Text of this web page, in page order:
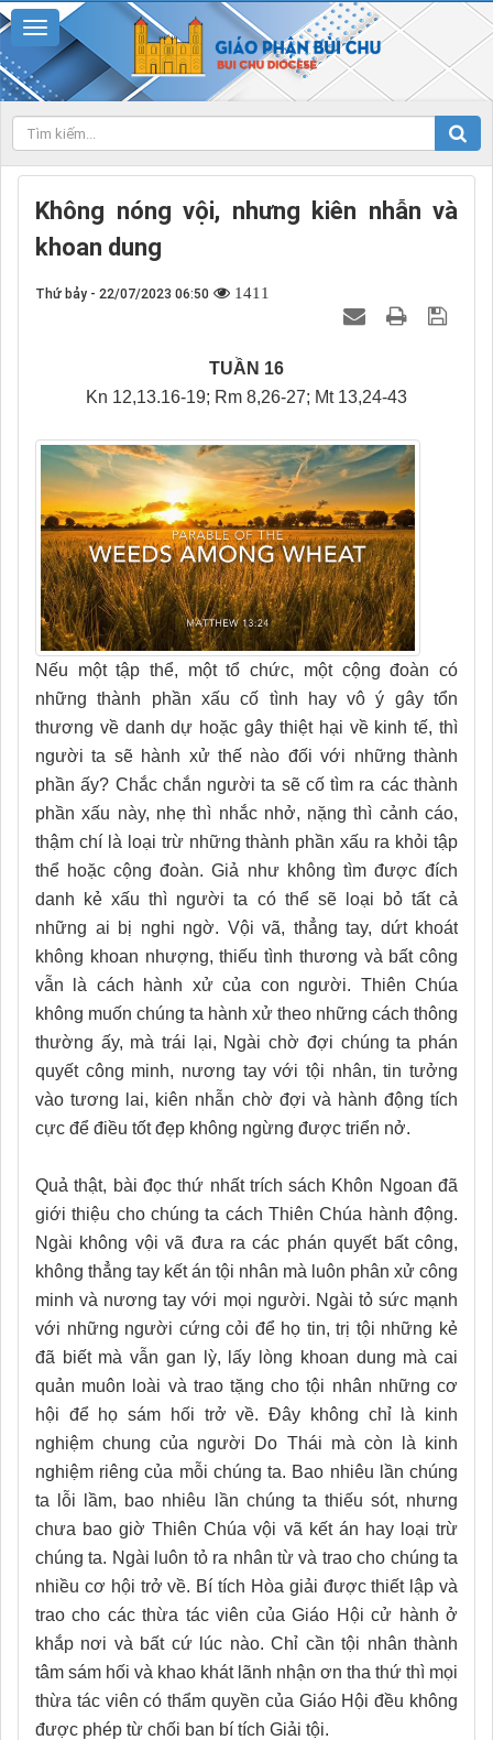
Không nóng vội, nhưng kiên nhẫn và
khoan dung
Thứ bảy - 22/07/2023 06:50 1411
TUẦN 16
Kn 12,13.16-19; Rm 8,26-27; Mt 13,24-43
Nếu một tập thể, một tổ chức, một cộng đoàn có
những thành phần xấu cố tình hay vô ý gây tổn
thương về danh dự hoặc gây thiệt hại về kinh tế, thì
người ta sẽ hành xử thế nào đối với những thành
phần ấy? Chắc chắn người ta sẽ cố tìm ra các thành
phần xấu này, nhẹ thì nhắc nhở, nặng thì cảnh cáo,
thậm chí là loại trừ những thành phần xấu ra khỏi tập
thể hoặc cộng đoàn. Giả như không tìm được đích
danh kẻ xấu thì người ta có thể sẽ loại bỏ tất cả
những ai bị nghi ngờ. Vội vã, thẳng tay, dứt khoát
không khoan nhượng, thiếu tình thương và bất công
vẫn là cách hành xử của con người. Thiên Chúa
không muốn chúng ta hành xử theo những cách thông
thường ấy, mà trái lại, Ngài chờ đợi chúng ta phán
quyết công minh, nương tay với tội nhân, tin tưởng
vào tương lai, kiên nhẫn chờ đợi và hành động tích
cực để điều tốt đẹp không ngừng được triển nở.
Quả thật, bài đọc thứ nhất trích sách Khôn Ngoan đã
giới thiệu cho chúng ta cách Thiên Chúa hành động.
Ngài không vội vã đưa ra các phán quyết bất công,
không thẳng tay kết án tội nhân mà luôn phân xử công
minh và nương tay với mọi người. Ngài tỏ sức mạnh
với những người cứng cỏi để họ tin, trị tội những kẻ
đã biết mà vẫn gan lỳ, lấy lòng khoan dung mà cai
quản muôn loài và trao tặng cho tội nhân những cơ
hội để họ sám hối trở về. Đây không chỉ là kinh
nghiệm chung của người Do Thái mà còn là kinh
nghiệm riêng của mỗi chúng ta. Bao nhiêu lần chúng
ta lỗi lầm, bao nhiêu lần chúng ta thiếu sót, nhưng
chưa bao giờ Thiên Chúa vội vã kết án hay loại trừ
chúng ta. Ngài luôn tỏ ra nhân từ và trao cho chúng ta
nhiều cơ hội trở về. Bí tích Hòa giải được thiết lập và
trao cho các thừa tác viên của Giáo Hội cử hành ở
khắp nơi và bất cứ lúc nào. Chỉ cần tội nhân thành
tâm sám hối và khao khát lãnh nhận ơn tha thứ thì mọi
thừa tác viên có thẩm quyền của Giáo Hội đều không
được phép từ chối ban bí tích Giải tội.